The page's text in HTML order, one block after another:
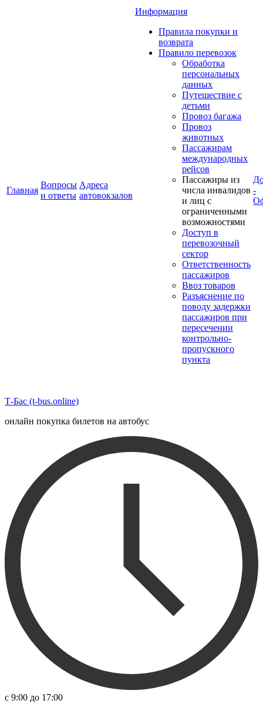
Главная
Вопросы
и ответы
Адреса
автовокзалов
Информация
Правила покупки и
возврата
Правило перевозок
Обработка
персональных
данных
Путешествие с
детьми
Провоз багажа
Провоз
животных
Пассажирам
международных
рейсов
Пассажиры из
числа инвалидов
и лиц с
ограниченными
возможностями
Доступ в
перевозочный
сектор
Ответственность
пассажиров
Ввоз товаров
Разъяснение по
поводу задержки
пассажиров при
пересечении
контрольно-
пропускного
пункта
-
Т-Бас (t-bus.online)
онлайн покупка билетов на автобус
с 9:00 до 17:00